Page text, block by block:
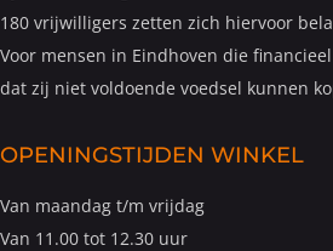
180 vrijwilligers zetten zich hiervoor
Voor mensen in Eindhoven die
dat zij niet voldoende voedsel kunnen
OPENINGSTIJDEN WINKEL
Van maandag t/m vrijdag
Van 11.00 tot 12.30 uur